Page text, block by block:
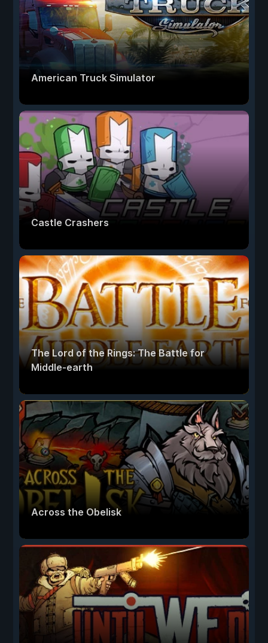
American Truck Simulator
Castle Crashers
The Lord of the Rings: The Battle for
Middle-earth
Across the Obelisk